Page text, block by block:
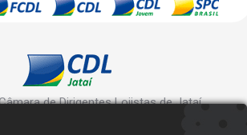
de Dirigentes Lojistas de Jataí